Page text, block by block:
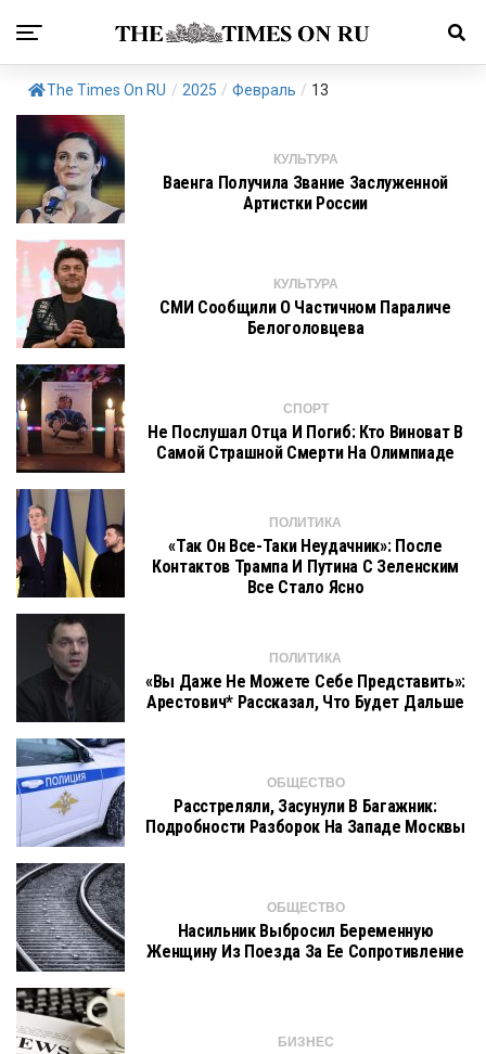
The Times On RU / 2025 / Февраль / 13
КУЛЬТУРА
Ваенга Получила Звание Заслуженной
Артистки России
КУЛЬТУРА
СМИ Сообщили О Частичном Параличе
Белоголовцева
СПОРТ
Не Послушал Отца И Погиб: Кто Виноват В
Самой Страшной Смерти На Олимпиаде
ПОЛИТИКА
«Так Он Все-Таки Неудачник»: После
Контактов Трампа И Путина С Зеленским
Все Стало Ясно
ПОЛИТИКА
«Вы Даже Не Можете Себе Представить»:
Арестович* Рассказал, Что Будет Дальше
ОБЩЕСТВО
Расстреляли, Засунули В Багажник:
Подробности Разборок На Западе Москвы
ОБЩЕСТВО
Насильник Выбросил Беременную
Женщину Из Поезда За Ее Сопротивление
БИЗНЕС